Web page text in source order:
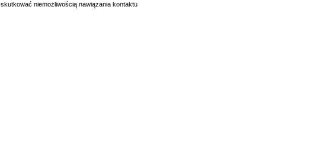
niemożliwością nawiązania kontaktu